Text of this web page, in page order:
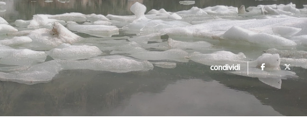
condividi